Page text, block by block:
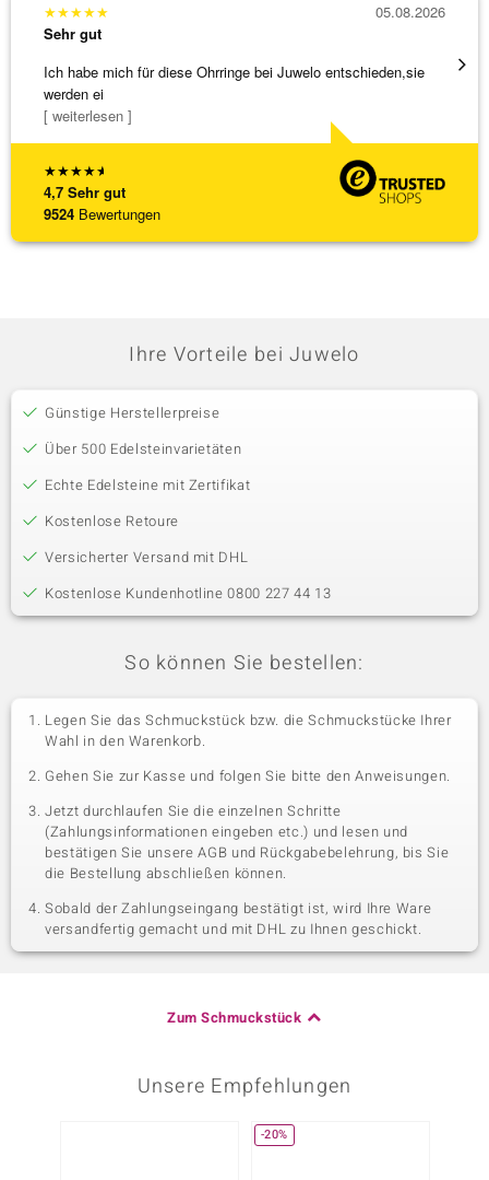
★★★★★
4,7 Sehr gut
9524 Bewertungen
★★★★★
Sehr gut
Ich habe mich für diese Ohrringe bei Juwelo entschieden,sie
werden ei
[ weiterlesen ]
05.08.2026
Ihre Vorteile bei Juwelo
Günstige Herstellerpreise
Über 500 Edelsteinvarietäten
Echte Edelsteine mit Zertifikat
Kostenlose Retoure
Versicherter Versand mit DHL
Kostenlose Kundenhotline 0800 227 44 13
So können Sie bestellen:
Legen Sie das Schmuckstück bzw. die Schmuckstücke Ihrer
Wahl in den Warenkorb.
Gehen Sie zur Kasse und folgen Sie bitte den Anweisungen.
Jetzt durchlaufen Sie die einzelnen Schritte
(Zahlungsinformationen eingeben etc.) und lesen und
bestätigen Sie unsere AGB und Rückgabebelehrung, bis Sie
die Bestellung abschließen können.
Sobald der Zahlungseingang bestätigt ist, wird Ihre Ware
versandfertig gemacht und mit DHL zu Ihnen geschickt.
Zum Schmuckstück
Unsere Empfehlungen
-20%